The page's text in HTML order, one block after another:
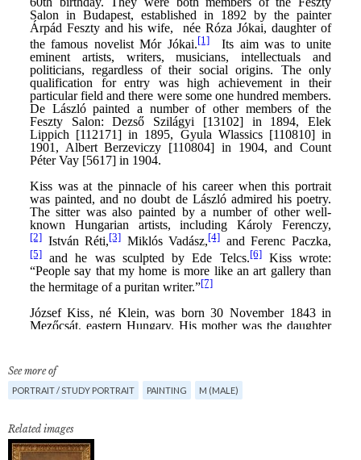
See more of
PORTRAIT / STUDY PORTRAIT PAINTING M (MALE)
Related images